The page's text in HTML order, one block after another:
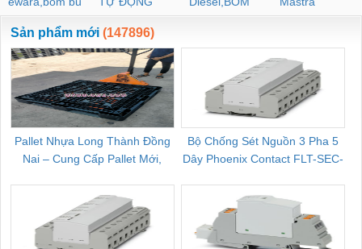
ewara
CHUA CHAY
Sản phẩm mới (147896)
Pallet Nhựa Long Thành Đồng
Nai – Cung Cấp Pallet Mới,
Bộ Chống Sét Nguồn 3 Pha 5
Dây Phoenix Contact FLT-SEC-